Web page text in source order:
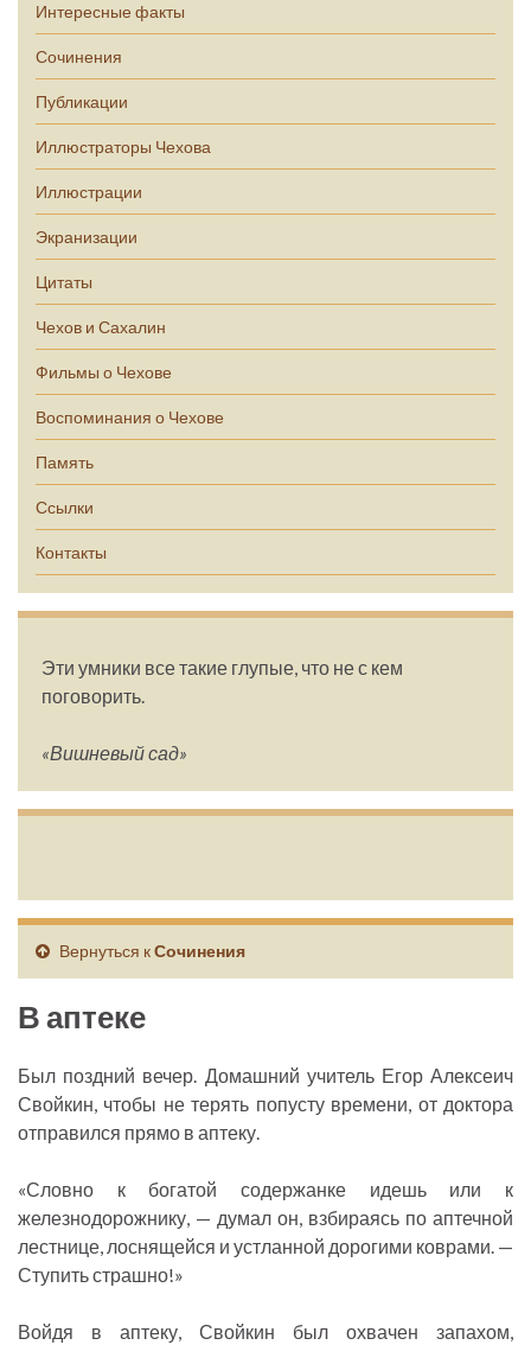
Интересные факты
Сочинения
Публикации
Иллюстраторы Чехова
Иллюстрации
Экранизации
Цитаты
Чехов и Сахалин
Фильмы о Чехове
Воспоминания о Чехове
Память
Ссылки
Контакты
Эти умники все такие глупые, что не с кем
поговорить.
«Вишневый сад»
Вернуться кСочинения
В аптеке
Был поздний вечер. Домашний учитель Егор Алексеич
Свойкин, чтобы не терять попусту времени, от доктора
отправился прямо в аптеку.
«Словно к богатой содержанке идешь или к
железнодорожнику, — думал он, взбираясь по аптечной
лестнице, лоснящейся и устланной дорогими коврами. —
Ступить страшно!»
Войдя в аптеку, Свойкин был охвачен запахом,